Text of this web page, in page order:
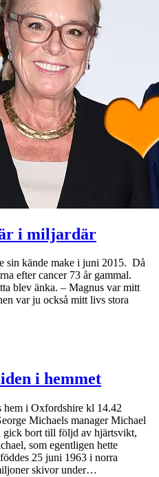
i miljardär
sin kände make i juni 2015. Då
efter cancer 73 år gammal.
blev änka. – Magnus var mitt
var ju också mitt livs stora
i hemmet
hem i Oxfordshire kl 14.42
Michaels manager Michael
gick bort till följd av hjärtsvikt,
som egentligen hette
25 juni 1963 i norra
skivor under…